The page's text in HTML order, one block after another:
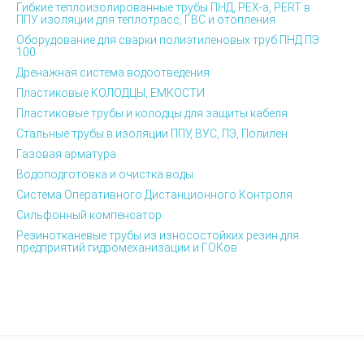
Гибкие теплоизолированные трубы ПНД, PEX-а, PERT в
ППУ изоляции для теплотрасс, ГВС и отопления
Оборудование для сварки полиэтиленовых труб ПНД ПЭ
100
Дренажная система водоотведения
Пластиковые КОЛОДЦЫ, ЕМКОСТИ
Пластиковые трубы и колодцы для защиты кабеля
Стальные трубы в изоляции ППУ, ВУС, ПЭ, Полилен
Газовая арматура
Водоподготовка и очистка воды
Система Оперативного Дистанционного Контроля
Сильфонный компенсатор
Резинотканевые трубы из износостойких резин для
предприятий гидромеханизации и ГОКов